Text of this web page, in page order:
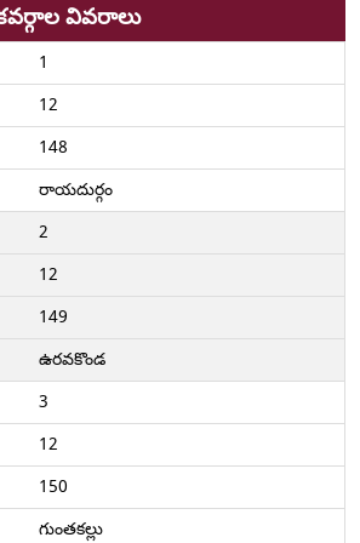
వివరాలు
1
12
148
రాయదుర్గం
2
12
149
ఉరవకొండ
3
12
150
గుంతకల్లు